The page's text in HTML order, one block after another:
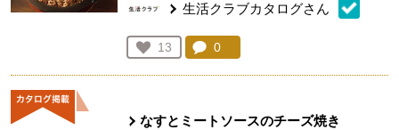
生活クラブカタログさん
お気に入り登録：
13
人が登録
コメント：
0
なすとミートソースのチーズ焼き